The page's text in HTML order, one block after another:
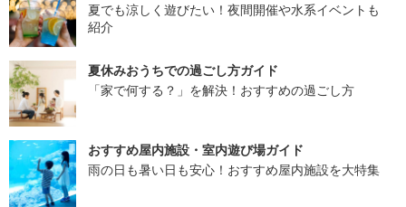
夏でも涼しく遊びたい！夜間開催や水系イベントも
紹介
夏休みおうちでの過ごし方ガイド
「家で何する？」を解決！おすすめの過ごし方
おすすめ屋内施設・室内遊び場ガイド
雨の日も暑い日も安心！おすすめ屋内施設を大特集